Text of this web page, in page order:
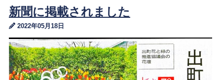
新聞に掲載されました
2022年05月18日